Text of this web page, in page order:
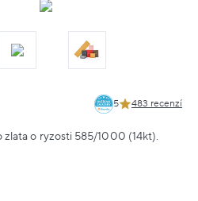
5 483 recenzí
zlata o ryzosti 585/1000 (14kt).